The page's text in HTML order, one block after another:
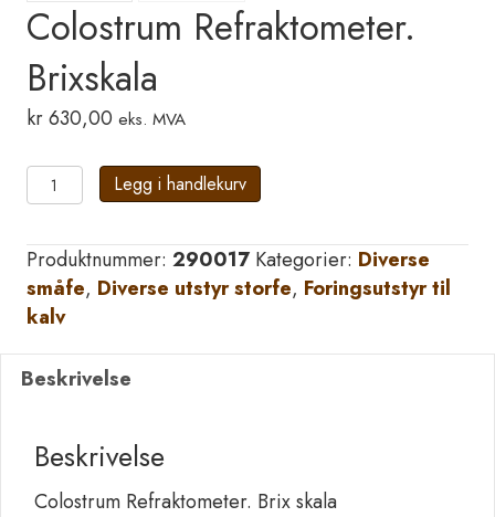
Colostrum Refraktometer.
Brixskala
kr630,00 eks. MVA
Colostrum
Refraktometer.
antall
Legg i handlekurv
Produktnummer: 290017 Kategorier: Diverse
småfe, Diverse utstyr storfe, Foringsutstyr til
kalv
Beskrivelse
Beskrivelse
Colostrum Refraktometer. Brix skala